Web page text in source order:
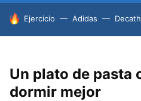
HOY SE HABLA DE
Ejercicio Adidas
Un plato de pasta
dormir mejor